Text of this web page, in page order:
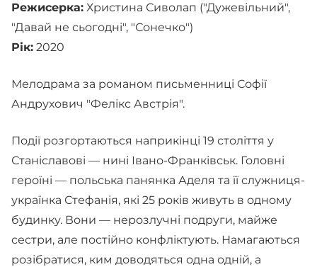
Режисерка: Христина Сиволап ("Дужевільний",
"Давай не сьогодні", "Сонечко")
Рік: 2020
Мелодрама за романом письменниці Софії
Андрухович "Фелікс Австрія".
Події розгортаються наприкінці 19 століття у
Станіславові — нині Івано-Франківськ. Головні
героїні — польська панянка Аделя та її служниця-
українка Стефанія, які 25 років живуть в одному
будинку. Вони — нерозлучні подруги, майже
сестри, але постійно конфліктують. Намагаються
розібратися, ким доводяться одна одній, а